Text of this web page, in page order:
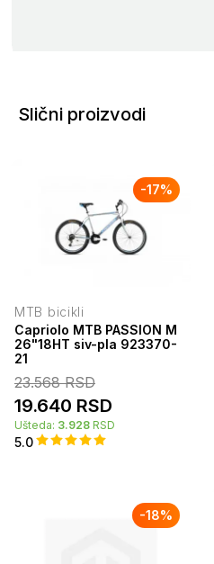
Slični proizvodi
-17%
MTB bicikli
Capriolo MTB PASSION M
26"18HT siv-pla 923370-
21
5.0
23.568 RSD
19.640 RSD
Ušteda: 3.928 RSD
-18%